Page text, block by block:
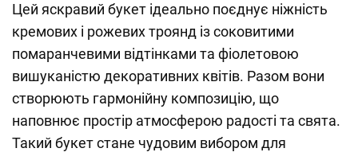
Цей яскравий букет ідеально поєднує ніжність
кремових і рожевих троянд із соковитими
помаранчевими відтінками та фіолетовою
вишуканістю декоративних квітів. Разом вони
створюють гармонійну композицію, що
наповнює простір атмосферою радості та свята.
Такий букет стане чудовим вибором для